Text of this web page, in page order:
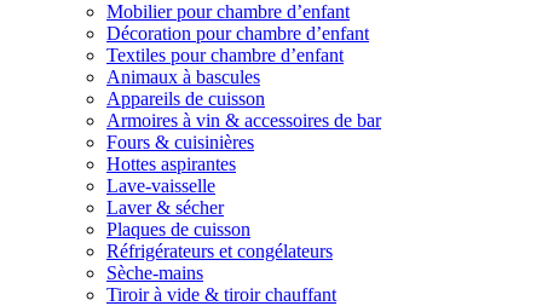
Mobilier pour chambre d’enfant
Décoration pour chambre d’enfant
Textiles pour chambre d’enfant
Animaux à bascules
Appareils de cuisson
Armoires à vin & accessoires de bar
Fours & cuisinières
Hottes aspirantes
Lave-vaisselle
Laver & sécher
Plaques de cuisson
Réfrigérateurs et congélateurs
Sèche-mains
Tiroir à vide & tiroir chauffant